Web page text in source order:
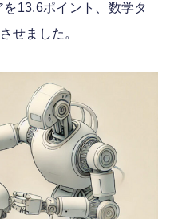
13.6ポイント、数学タ
せました。